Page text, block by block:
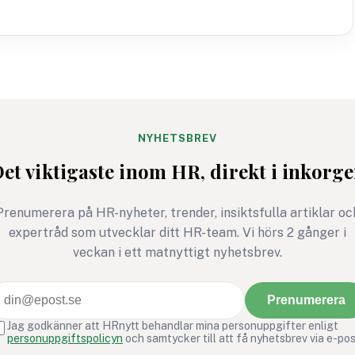
NYHETSBREV
viktigaste inom HR, direkt i
på HR-nyheter, trender, insiktsfulla artiklar
expertråd som utvecklar ditt HR-team. Vi hörs 2 gånger i
veckan i ett matnyttigt nyhetsbrev.
Prenumerera
Jag godkänner att HRnytt behandlar mina personuppgifter enligt
personuppgiftspolicyn och samtycker till att få nyhetsbrev via e-